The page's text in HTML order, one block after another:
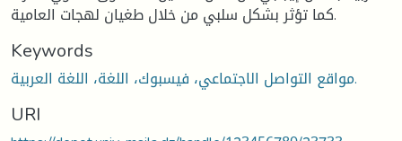
كما تؤثر بشكل سلبي من خلال طغيان لهجات العامية.
Keywords
مواقع التواصل الاجتماعي، فيسبوك، اللغة، اللغة العربية.
URI